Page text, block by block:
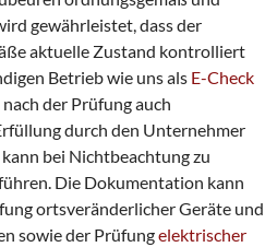
gewährleistet, dass der
aktuelle Zustand kontrolliert
Betrieb wie uns als E-Check
der Prüfung auch
durch den Unternehmer
bei Nichtbeachtung zu
Die Dokumentation kann
ortsveränderlicher Geräte und
sowie der Prüfungelektrischer